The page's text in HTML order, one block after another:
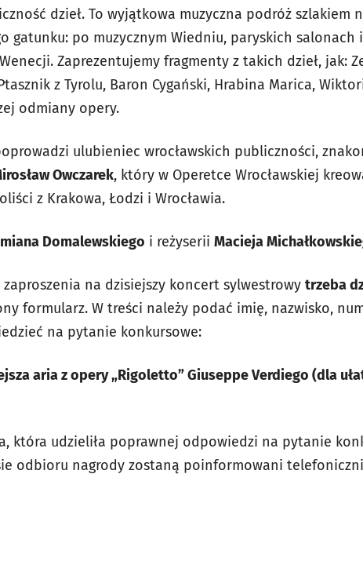
dzieł. To wyjątkowa muzyczna podróż szlakiem
gatunku: po muzycznym Wiedniu, paryskich salonach i
Zaprezentujemy fragmenty z takich dzieł, jak:
z Tyrolu, Baron Cygański, Hrabina Marica,
odmiany opery.
ulubieniec wrocławskich publiczności,
Owczarek, który w Operetce Wrocławskiej
z Krakowa, Łodzi i Wrocławia.
Domalewskiego i reżyserii Macieja
na dzisiejszy koncert sylwestrowy trzeba
formularz. W treści należy podać imię, nazwisko,
na pytanie konkursowe:
aria z opery „Rigoletto” Giuseppe Verdiego (dla
która udzieliła poprawnej odpowiedzi na pytanie
odbioru nagrody zostaną poinformowani